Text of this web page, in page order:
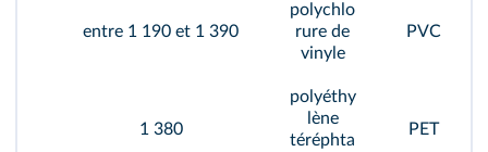
entre 1 190 et 1 390
polychlo
rure de
vinyle
PVC
1 380
polyéthy
lène
téréphta
PET